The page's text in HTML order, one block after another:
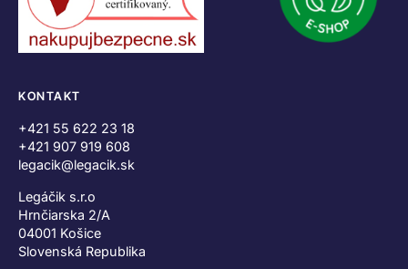
KONTAKT
+421 55 622 23 18
+421 907 919 608
legacik@legacik.sk
Legáčik s.r.o
Hrnčiarska 2/A
04001 Košice
Slovenská Republika